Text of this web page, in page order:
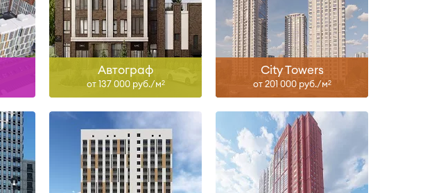
Автограф
от 137 000 руб./м2
City Towers
от 201 000 руб./м2
II-27
Узнать больше Узнать больше
IV-29 IV-29